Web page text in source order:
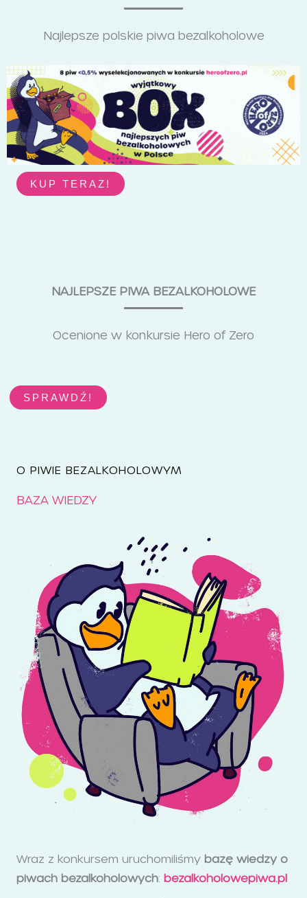
Najlepsze polskie piwa bezalkoholowe
KUP TERAZ!
NAJLEPSZE PIWA BEZALKOHOLOWE
Ocenione w konkursie Hero of Zero
SPRAWDŹ!
O PIWIE BEZALKOHOLOWYM
BAZA WIEDZY
Wraz z konkursem uruchomiliśmy bazę wiedzy o
piwach bezalkoholowych: bezalkoholowepiwa.pl